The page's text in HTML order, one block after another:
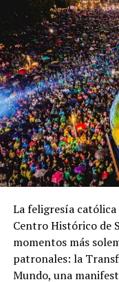
Por: El Salvador
Warner Velásquez.
La feligresía católica
Centro Histórico de
momentos más
patronales: la
Mundo, una